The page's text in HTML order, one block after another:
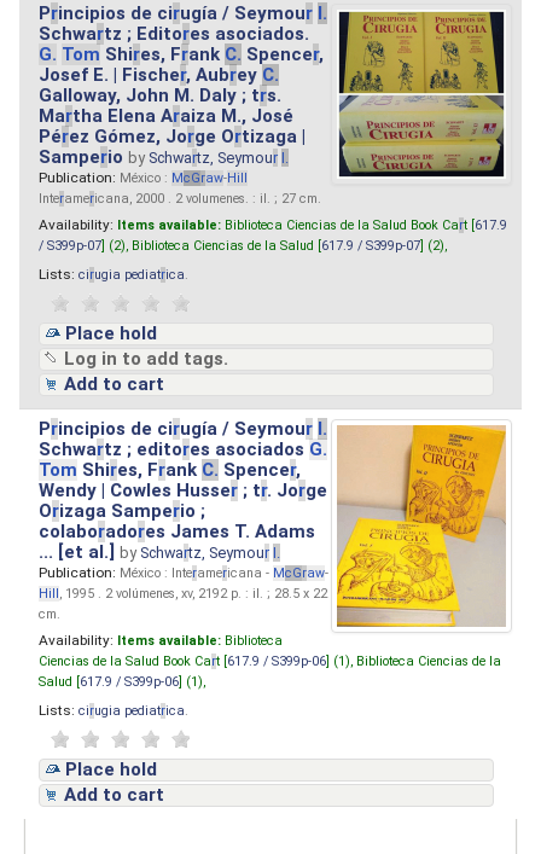
Principios de cirugía / Seymour I.
Schwartz ; Editores asociados.
G. Tom Shires, Frank C. Spencer,
Josef E. | Fischer, Aubrey C.
Galloway, John M. Daly ; trs.
Martha Elena Araiza M., José
Pérez Gómez, Jorge Ortizaga |
Samperio by Schwartz, Seymour I.
Publication: México : McGraw-Hill
Interamericana, 2000 . 2 volumenes. : il. ; 27 cm.
Availability: Items available: Biblioteca Ciencias de la Salud Book Cart [ 617.9
/ S399p-07 ] (2), Biblioteca Ciencias de la Salud [ 617.9 / S399p-07 ] (2),
Lists: cirugia pediatrica
Place hold
Log in to add tags.
Add to cart
Principios de cirugía / Seymour I.
Schwartz ; editores asociados G.
Tom Shires, Frank C. Spencer,
Wendy | Cowles Husser ; tr. Jorge
Orizaga Samperio ;
colaboradores James T. Adams
... [et al.]by Schwartz, Seymour I.
Publication: México : Interamericana - McGraw-
Hill, 1995 . 2 volúmenes, xv, 2192 p. : il. ; 28.5 x 22
cm.
Availability: Items available: Biblioteca
Ciencias de la Salud Book Cart [ 617.9 / S399p-06 ] (1), Biblioteca Ciencias de la
Salud [ 617.9 / S399p-06 ] (1),
Lists: cirugia pediatrica
Place hold
Add to cart